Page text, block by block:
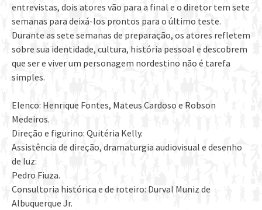
entrevistas, dois atores vão para a final e o diretor tem sete
semanas para deixá-los prontos para o último teste.
Durante as sete semanas de preparação, os atores refletem
sobre sua identidade, cultura, história pessoal e descobrem
que ser e viver um personagem nordestino não é tarefa
simples.
Elenco: Henrique Fontes, Mateus Cardoso e Robson
Medeiros.
Direção e figurino: Quitéria Kelly.
Assistência de direção, dramaturgia audiovisual e desenho
de luz:
Pedro Fiuza.
Consultoria histórica e de roteiro: Durval Muniz de
Albuquerque Jr.